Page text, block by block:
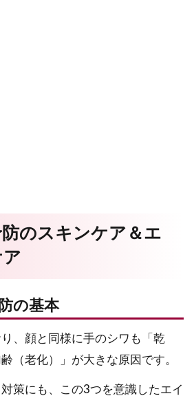
のスキンケア＆エ
の基本
、顔と同様に手のシワも「乾
（老化）」が大きな原因です。
策にも、この3つを意識したエイ